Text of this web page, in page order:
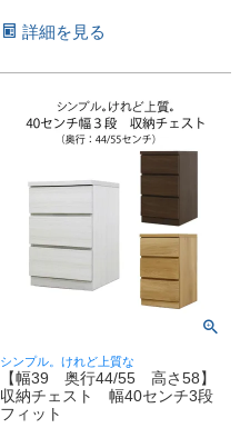
詳細を見る
シンプル。けれど上質な
【幅39 奥行44/55 高さ58】
収納チェスト 幅40センチ3段
フィット